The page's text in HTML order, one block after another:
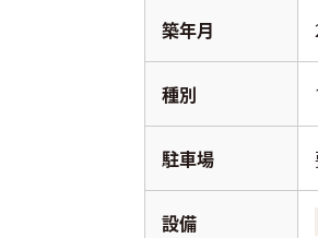
築年月
種別
駐車場
設備